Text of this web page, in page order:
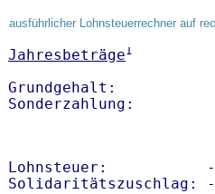
ausführlicher Lohnsteuerrechner auf
Jahresbeträge1
Grundgehalt:
Sonderzahlung:
Lohnsteuer:           -
Solidaritätszuschlag: -